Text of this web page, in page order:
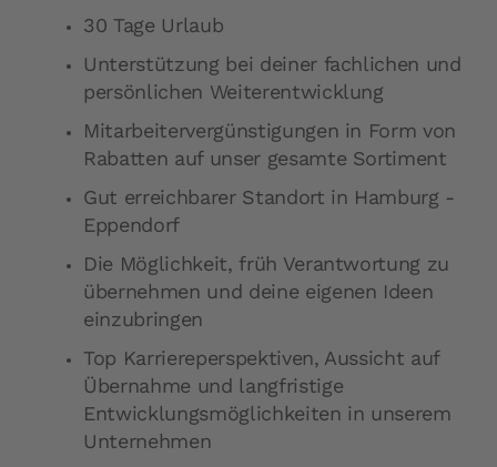
30 Tage Urlaub
Unterstützung bei deiner fachlichen und
persönlichen Weiterentwicklung
Mitarbeitervergünstigungen in Form von
Rabatten auf unser gesamte Sortiment
Gut erreichbarer Standort in Hamburg -
Eppendorf
Die Möglichkeit, früh Verantwortung zu
übernehmen und deine eigenen Ideen
einzubringen
Top Karriereperspektiven, Aussicht auf
Übernahme und langfristige
Entwicklungsmöglichkeiten in unserem
Unternehmen